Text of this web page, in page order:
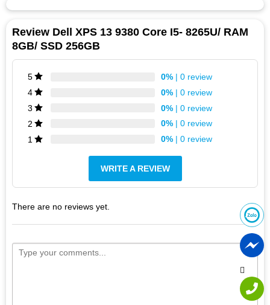
Review Dell XPS 13 9380 Core I5- 8265U/ RAM
8GB/ SSD 256GB
5 0% | 0 review
4
0% | 0 review
3
0% | 0 review
2
0% | 0 review
1
0% | 0 review
WRITE A REVIEW
There are no reviews yet.